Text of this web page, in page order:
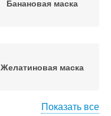
Банановая маска
Желатиновая маска
Показать все